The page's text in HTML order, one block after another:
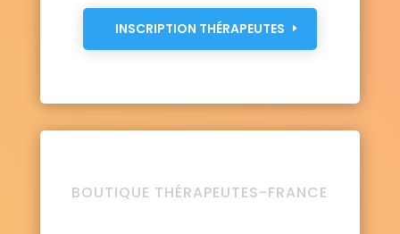
INSCRIPTION THÉRAPEUTES
BOUTIQUE THÉRAPEUTES-FRANCE